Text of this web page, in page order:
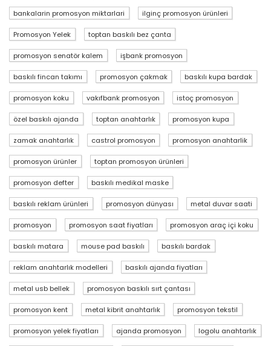
bankalarin promosyon miktarlari ilginç promosyon ürünleri
Promosyon Yelek toptan baskılı bez çanta
promosyon senatör kalem işbank promosyon
baskılı fincan takımı promosyon çakmak baskılı kupa bardak
promosyon koku vakıfbank promosyon istoç promosyon
özel baskılı ajanda toptan anahtarlık promosyon kupa
zamak anahtarlık castrol promosyon promosyon anahtarlik
promosyon ürünler toptan promosyon ürünleri
promosyon defter baskılı medikal maske
baskılı reklam ürünleri promosyon dünyası metal duvar saati
promosyon promosyon saat fiyatları promosyon araç içi koku
baskılı matara mouse pad baskılı baskılı bardak
reklam anahtarlık modelleri baskılı ajanda fiyatları
metal usb bellek promosyon baskılı sırt çantası
promosyon kent metal kibrit anahtarlık promosyon tekstil
promosyon yelek fiyatları ajanda promosyon logolu anahtarlık